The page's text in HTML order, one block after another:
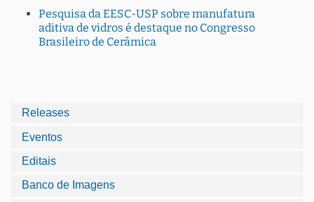
Pesquisa da EESC-USP sobre manufatura
aditiva de vidros é destaque no Congresso
Brasileiro de Cerâmica
Releases
Eventos
Editais
Banco de Imagens